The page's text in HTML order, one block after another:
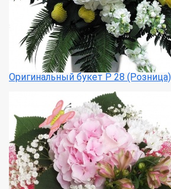
Оригинальный букет Р 28 (Розница)